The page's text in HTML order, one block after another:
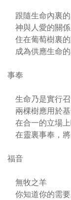
跟隨生命內裏
神與人愛的關係
住在葡萄樹裏
成為供應生命
事奉
生命乃是實行
兩棵樹應用於
在合一的立場
在靈裏事奉，
福音
無牧之羊
你知道你的需要